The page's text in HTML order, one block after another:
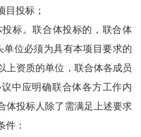
目投标；
标。联合体投标的，联合体
单位必须为具有本项目要求的
上资质的单位，联合体各成员
中应明确联合体各方工作内
体投标人除了需满足上述要求
件：